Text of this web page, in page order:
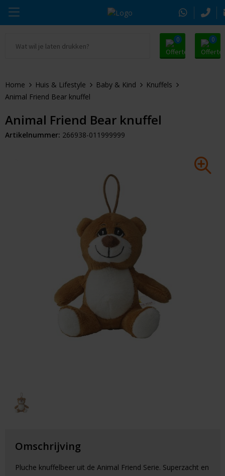
0 0
Drinkwaren
Tassen & Reizen
Sleutelhangers & Tools
Huis & Lifestyle
Outdoor & Vrije Tijd
Auto & Veiligheid
Gezondheid & Verzorging
Alle promosnoepje
Zomer
Kerst
Thule
Alle merken
Home Huis & Lifestyle Baby & Kind
Knuffels
Animal Friend Bear knuffel
Animal Friend Bear knuffel
Artikelnummer: 266938-011999999
Omschrijving
Pluche knuffelbeer uit de Animal Friend Serie. Superzacht en